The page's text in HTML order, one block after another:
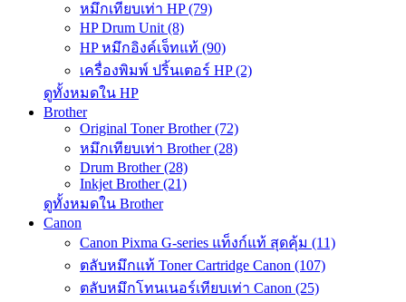
หมึกเทียบเท่า HP (79)
HP Drum Unit (8)
HP หมึกอิงค์เจ็ทแท้ (90)
เครื่องพิมพ์ ปริ้นเตอร์ HP (2)
ดูทั้งหมดใน HP
Brother
Original Toner Brother (72)
หมึกเทียบเท่า Brother (28)
Drum Brother (28)
Inkjet Brother (21)
ดูทั้งหมดใน Brother
Canon
Canon Pixma G-series แท็งก์แท้ สุดคุ้ม (11)
ตลับหมึกแท้ Toner Cartridge Canon (107)
ตลับหมึกโทนเนอร์เทียบเท่า Canon (25)